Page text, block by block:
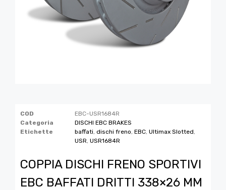
COD
EBC-USR1684R
Categoria
DISCHI EBC BRAKES
Etichette
baffati dischi freno EBC Ultimax Slotted
USR USR1684R
COPPIA DISCHI FRENO SPORTIVI
EBC BAFFATI DRITTI 338×26 MM